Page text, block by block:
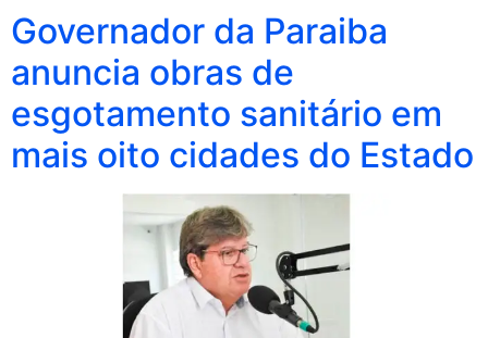
Governador da Paraiba
anuncia obras de
esgotamento sanitário em
mais oito cidades do Estado